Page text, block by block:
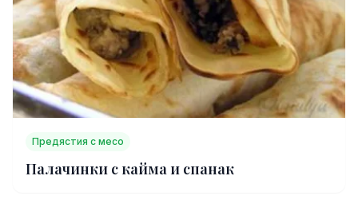
Предястия с месо
Палачинки с кайма и спанак